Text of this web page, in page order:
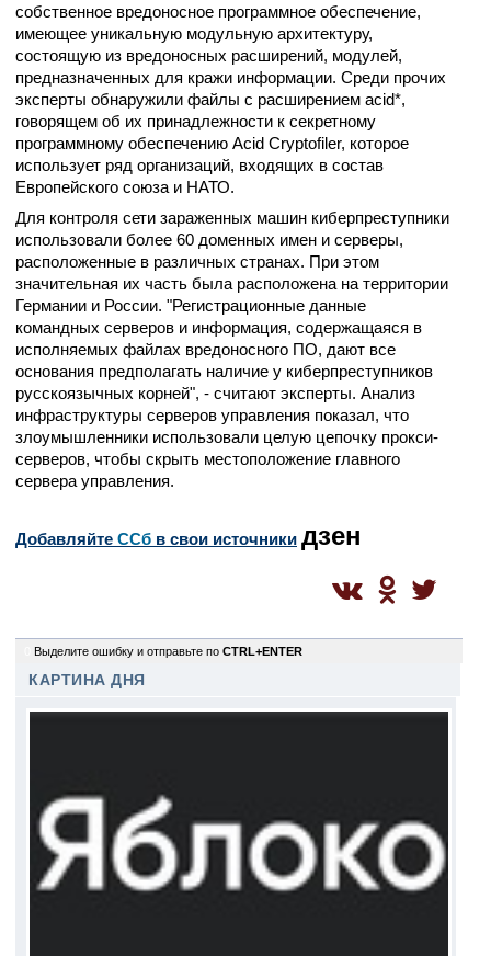
собственное вредоносное программное обеспечение,
имеющее уникальную модульную архитектуру,
состоящую из вредоносных расширений, модулей,
предназначенных для кражи информации. Среди прочих
эксперты обнаружили файлы с расширением acid*,
говорящем об их принадлежности к секретному
программному обеспечению Acid Cryptofiler, которое
использует ряд организаций, входящих в состав
Европейского союза и НАТО.
Для контроля сети зараженных машин киберпреступники
использовали более 60 доменных имен и серверы,
расположенные в различных странах. При этом
значительная их часть была расположена на территории
Германии и России. "Регистрационные данные
командных серверов и информация, содержащаяся в
исполняемых файлах вредоносного ПО, дают все
основания предполагать наличие у киберпреступников
русскоязычных корней", - считают эксперты. Анализ
инфраструктуры серверов управления показал, что
злоумышленники использовали целую цепочку прокси-
серверов, чтобы скрыть местоположение главного
сервера управления.
Добавляйте CСб в свои источники дзен
Выделите ошибку и отправьте по CTRL+ENTER
КАРТИНА ДНЯ